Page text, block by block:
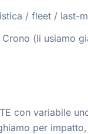
/ fleet / last-
(li usiamo
con variabile
per